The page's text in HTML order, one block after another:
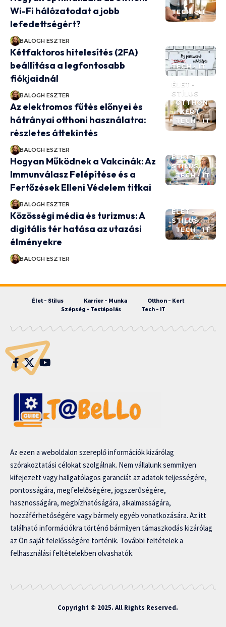
TECH - IT
Wi-Fi hálózatodat a jobb
lefedettségért?
BALOGH ESZTER
TECH - IT
Kétfaktoros hitelesítés (2FA)
beállítása a legfontosabb
fiókjaidnál
BALOGH ESZTER
ÉLET -
STÍLUS
OTTHON
- KERT
TECH - IT
Az elektromos fűtés előnyei és
hátrányai otthoni használatra:
részletes áttekintés
BALOGH ESZTER
ÉLET -
STÍLUS
TECH - IT
Hogyan Működnek a Vakcinák: Az
Immunválasz Felépítése és a
Fertőzések Elleni Védelem titkai
BALOGH ESZTER
ÉLET -
STÍLUS
TECH - IT
Közösségi média és turizmus: A
digitális tér hatása az utazási
élményekre
BALOGH ESZTER
Élet – Stílus Karrier – Munka
Otthon – Kert
Szépség – Testápolás
Tech – IT
Az ezen a weboldalon szereplő információk kizárólag
szórakoztatási célokat szolgálnak. Nem vállalunk semmilyen
kifejezett vagy hallgatólagos garanciát az adatok teljességére,
pontosságára, megfelelőségére, jogszerűségére,
hasznosságára, megbízhatóságára, alkalmasságára,
hozzáférhetőségére vagy bármely egyéb vonatkozására. Az itt
található információkra történő bármilyen támaszkodás kizárólag
az Ön saját felelősségére történik. További feltételek a
felhasználási feltételekben olvashatók.
Copyright © 2025. All Rights Reserved.